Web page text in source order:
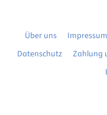
Über uns Impressum
Datenschutz
Zahlung